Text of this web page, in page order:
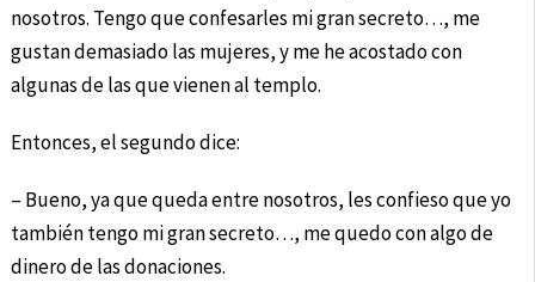
nosotros. Tengo que confesarles mi gran secreto…, me
gustan demasiado las mujeres, y me he acostado con
algunas de las que vienen al templo.
Entonces, el segundo dice:
– Bueno, ya que queda entre nosotros, les confieso que yo
también tengo mi gran secreto…, me quedo con algo de
dinero de las donaciones.